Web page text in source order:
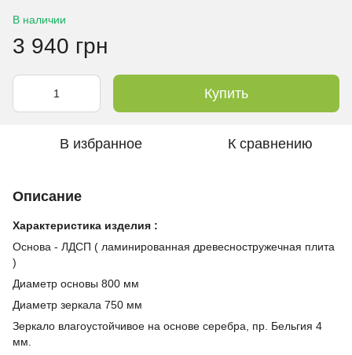
В наличии
3 940 грн
Купить
В избранное К сравнению
Описание
Характеристика изделия :
Основа - ЛДСП ( ламинированная древесностружечная плита
)
Диаметр основы 800 мм
Диаметр зеркала 750 мм
Зеркало влагоустойчивое на основе серебра, пр. Бельгия 4
мм.